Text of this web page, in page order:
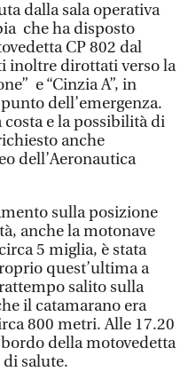
dalla sala operativa
che ha disposto
CP 802 dal
inoltre dirottati verso la
e “Cinzia A”, in
dell’emergenza.
e la possibilità di
anche
dell’Aeronautica
sulla posizione
anche la motonave
5 miglia, è stata
quest’ultima a
salito sulla
il catamarano era
800 metri. Alle 17.20
della motovedetta
salute.